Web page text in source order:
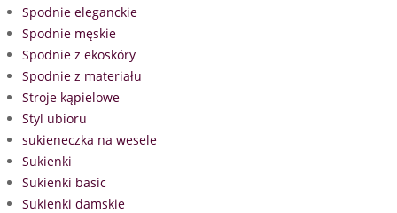
Spodnie eleganckie
Spodnie męskie
Spodnie z ekoskóry
Spodnie z materiału
Stroje kąpielowe
Styl ubioru
sukieneczka na wesele
Sukienki
Sukienki basic
Sukienki damskie